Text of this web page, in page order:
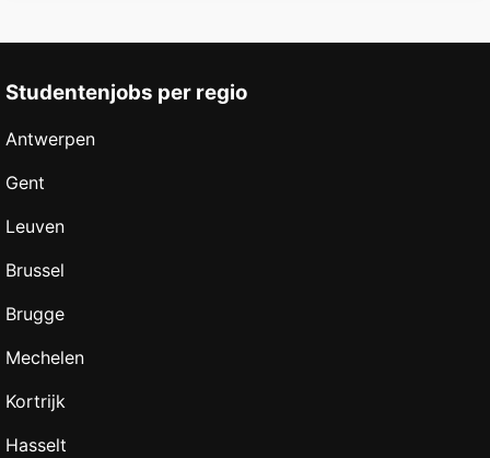
Studentenjobs per regio
Antwerpen
Gent
Leuven
Brussel
Brugge
Mechelen
Kortrijk
Hasselt